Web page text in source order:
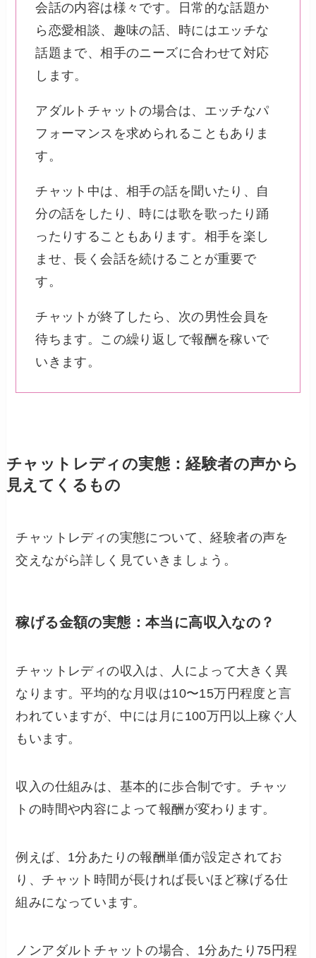
会話の内容は様々です。日常的な話題か
ら恋愛相談、趣味の話、時にはエッチな
話題まで、相手のニーズに合わせて対応
します。
アダルトチャットの場合は、エッチなパ
フォーマンスを求められることもありま
す。
チャット中は、相手の話を聞いたり、自
分の話をしたり、時には歌を歌ったり踊
ったりすることもあります。相手を楽し
ませ、長く会話を続けることが重要で
す。
チャットが終了したら、次の男性会員を
待ちます。この繰り返しで報酬を稼いで
いきます。
チャットレディの実態：経験者の声から
見えてくるもの
チャットレディの実態について、経験者の声を
交えながら詳しく見ていきましょう。
稼げる金額の実態：本当に高収入なの？
チャットレディの収入は、人によって大きく異
なります。平均的な月収は10〜15万円程度と言
われていますが、中には月に100万円以上稼ぐ人
もいます。
収入の仕組みは、基本的に歩合制です。チャッ
トの時間や内容によって報酬が変わります。
例えば、1分あたりの報酬単価が設定されてお
り、チャット時間が長ければ長いほど稼げる仕
組みになっています。
ノンアダルトチャットの場合、1分あたり75円程